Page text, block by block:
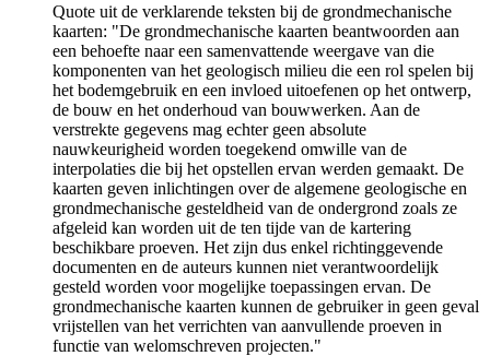
Quote uit de verklarende teksten bij de grondmechanische
kaarten: "De grondmechanische kaarten beantwoorden aan
een behoefte naar een samenvattende weergave van die
komponenten van het geologisch milieu die een rol spelen bij
het bodemgebruik en een invloed uitoefenen op het ontwerp,
de bouw en het onderhoud van bouwwerken. Aan de
verstrekte gegevens mag echter geen absolute
nauwkeurigheid worden toegekend omwille van de
interpolaties die bij het opstellen ervan werden gemaakt. De
kaarten geven inlichtingen over de algemene geologische en
grondmechanische gesteldheid van de ondergrond zoals ze
afgeleid kan worden uit de ten tijde van de kartering
beschikbare proeven. Het zijn dus enkel richtinggevende
documenten en de auteurs kunnen niet verantwoordelijk
gesteld worden voor mogelijke toepassingen ervan. De
grondmechanische kaarten kunnen de gebruiker in geen geval
vrijstellen van het verrichten van aanvullende proeven in
functie van welomschreven projecten."